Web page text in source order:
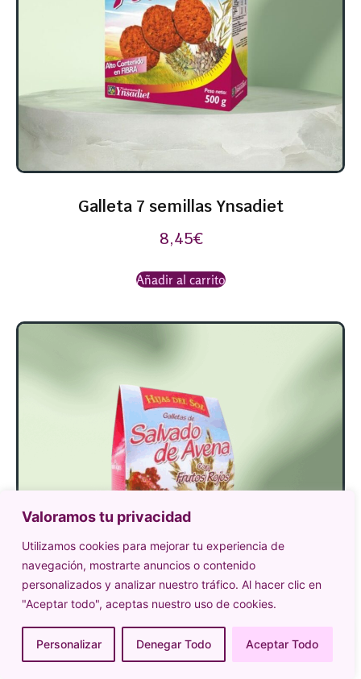
Valoramos tu privacidad
Utilizamos cookies para mejorar tu experiencia de
navegación, mostrarte anuncios o contenido
personalizados y analizar nuestro tráfico. Al hacer clic en
"Aceptar todo", aceptas nuestro uso de cookies.
Personalizar Denegar Todo Aceptar Todo
Galleta 7 semillas Ynsadiet
8,45€
Añadir al carrito